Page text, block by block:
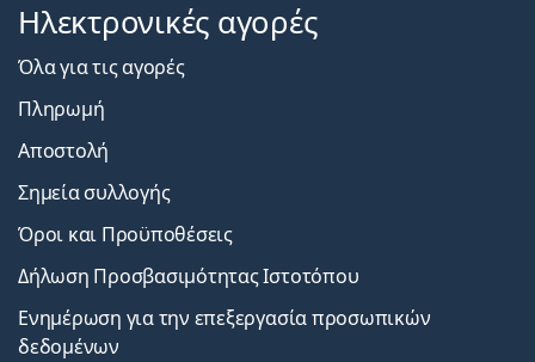
Ηλεκτρονικές αγορές
Όλα για τις αγορές
Πληρωμή
Αποστολή
Σημεία συλλογής
Όροι και Προϋποθέσεις
Δήλωση Προσβασιμότητας Ιστοτόπου
Ενημέρωση για την επεξεργασία προσωπικών
δεδομένων